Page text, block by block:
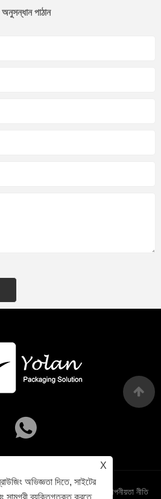
অনুসন্ধান পাঠান
X
অভিজ্ঞতা দিতে, সাইটের
সামগ্রী ব্যক্তিগতকৃত করতে
RSS গোপনীয়তা নীতি